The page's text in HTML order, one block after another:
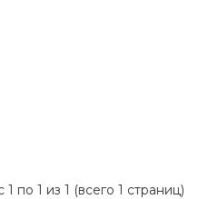
1 по 1 из 1 (всего 1 страниц)